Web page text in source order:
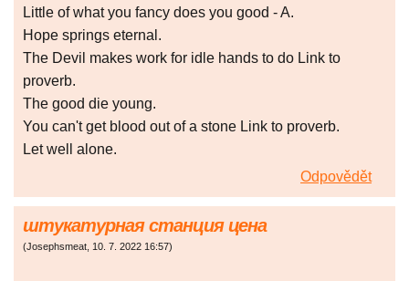
Little of what you fancy does you good - A.
Hope springs eternal.
The Devil makes work for idle hands to do Link to
proverb.
The good die young.
You can't get blood out of a stone Link to proverb.
Let well alone.
Odpovědět
штукатурная станция цена
(Josephsmeat, 10. 7. 2022 16:57)